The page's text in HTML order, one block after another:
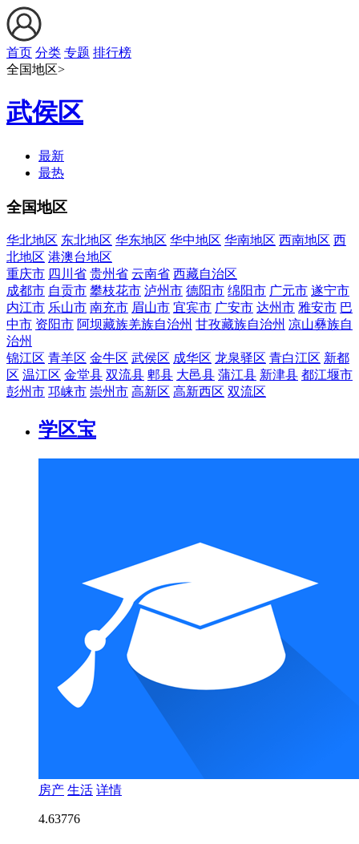
首页 分类 专题 排行榜
全国地区>
武侯区
最新
最热
全国地区
华北地区 东北地区 华东地区 华中地区 华南地区 西南地区 西
北地区 港澳台地区
重庆市 四川省 贵州省 云南省 西藏自治区
成都市 自贡市 攀枝花市 泸州市 德阳市 绵阳市 广元市 遂宁市
内江市 乐山市 南充市 眉山市 宜宾市 广安市 达州市 雅安市 巴
中市 资阳市 阿坝藏族羌族自治州 甘孜藏族自治州 凉山彝族自
治州
锦江区 青羊区 金牛区 武侯区 成华区 龙泉驿区 青白江区 新都
区 温江区 金堂县 双流县 郫县 大邑县 蒲江县 新津县 都江堰市
彭州市 邛崃市 崇州市 高新区 高新西区 双流区
学区宝
房产 生活 详情
4.63776